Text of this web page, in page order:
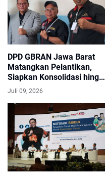
DPD GBRAN Jawa Barat
Matangkan Pelantikan,
Siapkan Konsolidasi hingga
Akar Rumput
Juli 09, 2026